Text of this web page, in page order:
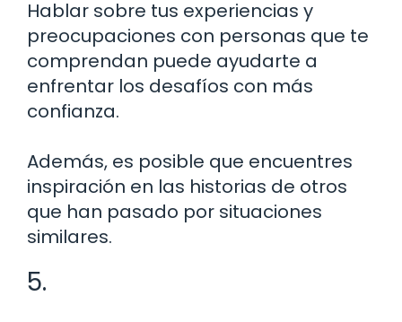
Hablar sobre tus experiencias y
preocupaciones con personas que te
comprendan puede ayudarte a
enfrentar los desafíos con más
confianza.
Además, es posible que encuentres
inspiración en las historias de otros
que han pasado por situaciones
similares.
5.